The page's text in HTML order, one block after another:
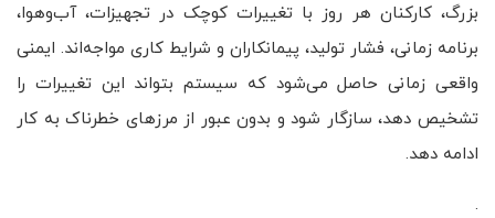
بزرگ، کارکنان هر روز با تغییرات کوچک در تجهیزات، آب‌وهوا،
برنامه زمانی، فشار تولید، پیمانکاران و شرایط کاری مواجه‌اند. ایمنی
واقعی زمانی حاصل می‌شود که سیستم بتواند این تغییرات را
تشخیص دهد، سازگار شود و بدون عبور از مرزهای خطرناک به کار
ادامه دهد.
.